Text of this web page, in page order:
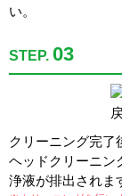
い。
STEP. 03
クリーニング完了
ヘッドクリーニン
浄液が排出されま